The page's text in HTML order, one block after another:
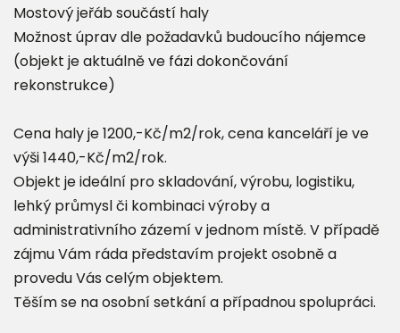
Mostový jeřáb součástí haly
Možnost úprav dle požadavků budoucího nájemce
(objekt je aktuálně ve fázi dokončování
rekonstrukce)
Cena haly je 1200,-Kč/m2/rok, cena kanceláří je ve
výši 1440,-Kč/m2/rok.
Objekt je ideální pro skladování, výrobu, logistiku,
lehký průmysl či kombinaci výroby a
administrativního zázemí v jednom místě. V případě
zájmu Vám ráda představím projekt osobně a
provedu Vás celým objektem.
Těším se na osobní setkání a případnou spolupráci.